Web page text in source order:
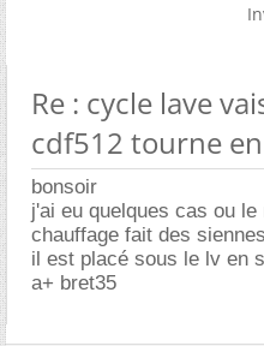
Re : cycle lave
cdf512 tourne
bonsoir
j'ai eu quelques cas ou
chauffage fait des siennes
il est placé sous le lv en
a+ bret35